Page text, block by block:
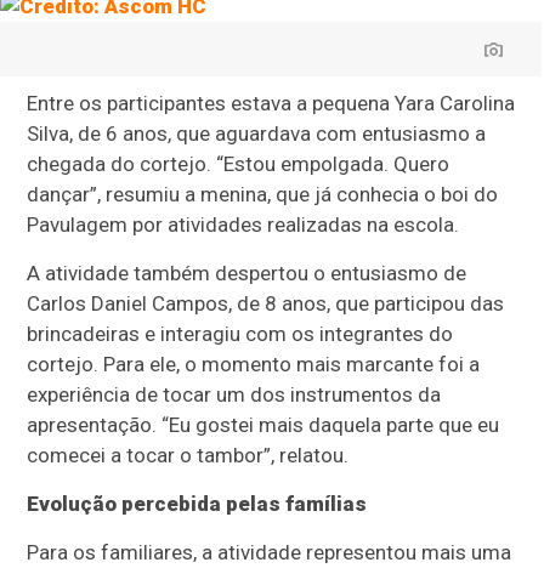
Entre os participantes estava a pequena Yara Carolina
Silva, de 6 anos, que aguardava com entusiasmo a
chegada do cortejo. “Estou empolgada. Quero
dançar”, resumiu a menina, que já conhecia o boi do
Pavulagem por atividades realizadas na escola.
A atividade também despertou o entusiasmo de
Carlos Daniel Campos, de 8 anos, que participou das
brincadeiras e interagiu com os integrantes do
cortejo. Para ele, o momento mais marcante foi a
experiência de tocar um dos instrumentos da
apresentação. “Eu gostei mais daquela parte que eu
comecei a tocar o tambor”, relatou.
Evolução percebida pelas famílias
Para os familiares, a atividade representou mais uma